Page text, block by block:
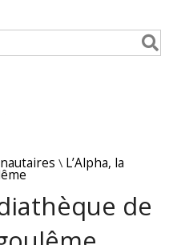
\ L’Alpha, la
de